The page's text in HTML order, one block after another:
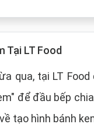
Tại LT Food
qua, tại LT
để đầu bếp
tạo hình bánh